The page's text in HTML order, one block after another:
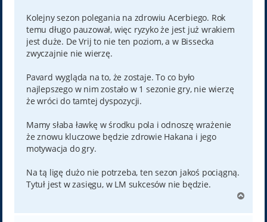
Kolejny sezon polegania na zdrowiu Acerbiego. Rok
temu długo pauzował, więc ryzyko że jest już wrakiem
jest duże. De Vrij to nie ten poziom, a w Bissecka
zwyczajnie nie wierzę.
Pavard wygląda na to, że zostaje. To co było
najlepszego w nim zostało w 1 sezonie gry, nie wierzę
że wróci do tamtej dyspozycji.
Mamy słaba ławkę w środku pola i odnoszę wrażenie
że znowu kluczowe będzie zdrowie Hakana i jego
motywacja do gry.
Na tą ligę dużo nie potrzeba, ten sezon jakoś pociągną.
Tytuł jest w zasięgu, w LM sukcesów nie będzie.
g